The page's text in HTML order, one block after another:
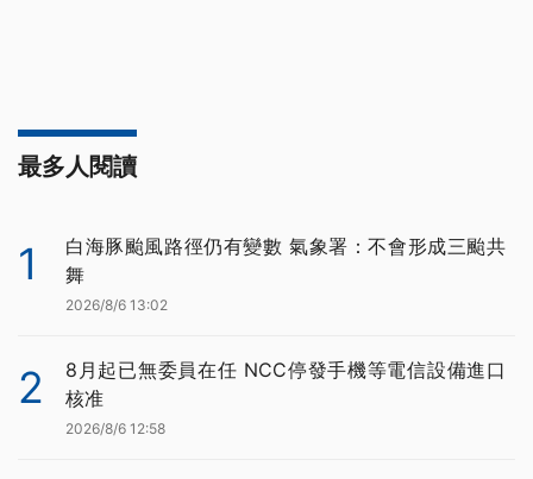
最多人閱讀
1
白海豚颱風路徑仍有變數 氣象署：不會形成三颱共
舞
2026/8/6 13:02
2
8月起已無委員在任 NCC停發手機等電信設備進口
核准
2026/8/6 12:58